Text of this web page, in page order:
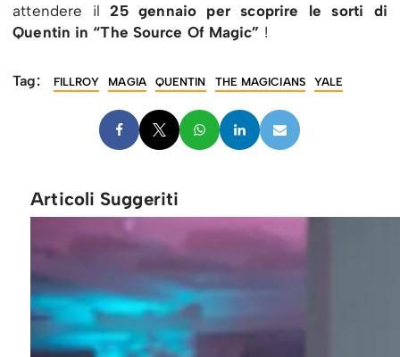
attendere il25 gennaio per scoprire le sorti di
Quentin in “The Source Of Magic” !
Tag: FILLROY MAGIA QUENTIN THE MAGICIANS YALE
Articoli Suggeriti